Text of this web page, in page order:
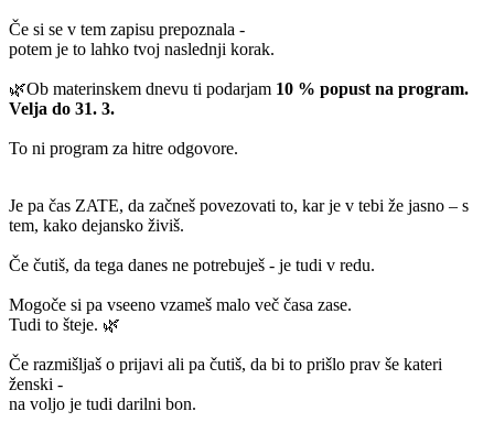
Če si se v tem zapisu prepoznala -
potem je to lahko tvoj naslednji korak.
🌿Ob materinskem dnevu ti podarjam 10 % popust na program.
Velja do 31. 3.
To ni program za hitre odgovore.
Je pa čas ZATE, da začneš povezovati to, kar je v tebi že jasno – s
tem, kako dejansko živiš.
Če čutiš, da tega danes ne potrebuješ - je tudi v redu.
Mogoče si pa vseeno vzameš malo več časa zase.
Tudi to šteje. 🌿
Če razmišljaš o prijavi ali pa čutiš, da bi to prišlo prav še kateri
ženski -
na voljo je tudi darilni bon.